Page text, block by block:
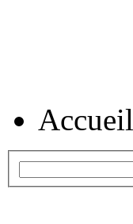
Accueil